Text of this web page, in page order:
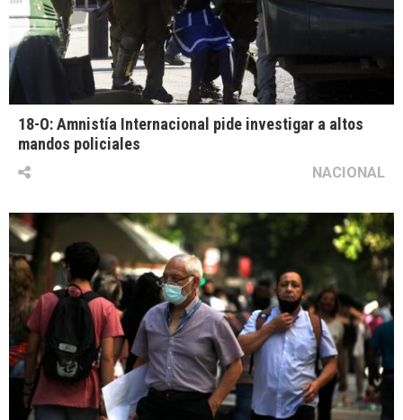
18-O: Amnistía Internacional pide investigar a altos
mandos policiales
NACIONAL